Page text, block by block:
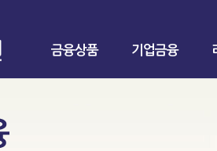
금융상품 기업금융